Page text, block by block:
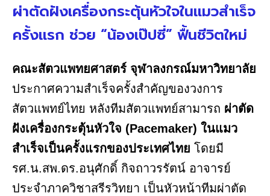
ผ่าตัดฝังเครื่องกระตุ้นหัวใจในแมวสำเร็จ
ครั้งแรก ช่วย “น้องเป๊ปซี่” ฟื้นชีวิตใหม่
คณะสัตวแพทยศาสตร์ จุฬาลงกรณ์มหาวิทยาลัย
ประกาศความสำเร็จครั้งสำคัญของวงการ
สัตวแพทย์ไทย หลังทีมสัตวแพทย์สามารถ ผ่าตัด
ฝังเครื่องกระตุ้นหัวใจ (Pacemaker) ในแมว
สำเร็จเป็นครั้งแรกของประเทศไทย โดยมี
รศ.น.สพ.ดร.อนุศักดิ์ กิจถาวรรัตน์ อาจารย์
ประจำภาควิชาสรีรวิทยา เป็นหัวหน้าทีมผ่าตัด